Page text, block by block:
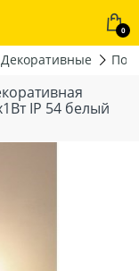
0
Декоративные
IP 54 белый